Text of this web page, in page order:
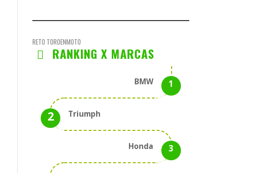
RETO TOROENMOTO
RANKING X MARCAS
BMW
Triumph
Honda